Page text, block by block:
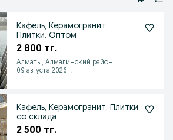
Кафель, Керамогранит.
Плитки. Оптом
2 800 тг.
Алматы, Алмалинский район
09 августа 2026 г.
Кафель, Керамогранит, Плитки
со склада
2 500 тг.